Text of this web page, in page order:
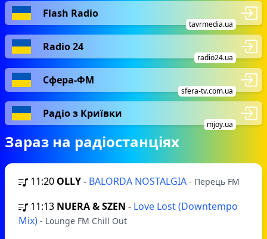
Flash Radio
tavrmedia.ua
Radio 24
radio24.ua
Сфера-ФМ
sfera-tv.com.ua
Радіо з Криївки
mjoy.ua
Зараз на радіостанціях
11:20 OLLY- BALORDA NOSTALGIA - Перець FM
11:13 NUERA & SZEN - Love Lost (Downtempo
Mix) - Lounge FM Chill Out